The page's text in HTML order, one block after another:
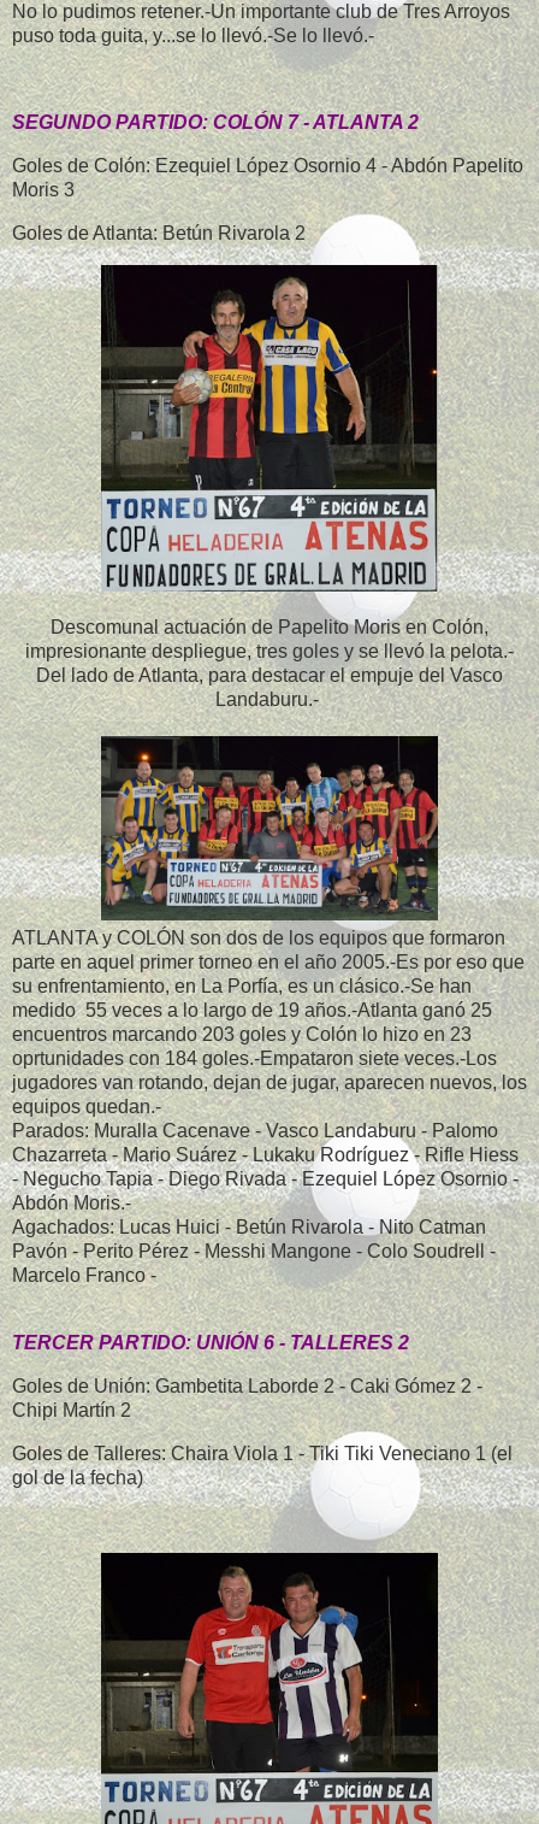
No lo pudimos retener.-Un importante club de Tres Arroyos
puso toda guita, y...se lo llevó.-Se lo llevó.-
SEGUNDO PARTIDO: COLÓN 7 - ATLANTA 2
Goles de Colón: Ezequiel López Osornio 4 - Abdón Papelito
Moris 3
Goles de Atlanta: Betún Rivarola 2
Descomunal actuación de Papelito Moris en Colón,
impresionante despliegue, tres goles y se llevó la pelota.-
Del lado de Atlanta, para destacar el empuje del Vasco
Landaburu.-
ATLANTA y COLÓN son dos de los equipos que formaron
parte en aquel primer torneo en el año 2005.-Es por eso que
su enfrentamiento, en La Porfía, es un clásico.-Se han
medido 55 veces a lo largo de 19 años.-Atlanta ganó 25
encuentros marcando 203 goles y Colón lo hizo en 23
oprtunidades con 184 goles.-Empataron siete veces.-Los
jugadores van rotando, dejan de jugar, aparecen nuevos, los
equipos quedan.-
Parados: Muralla Cacenave - Vasco Landaburu - Palomo
Chazarreta - Mario Suárez - Lukaku Rodríguez - Rifle Hiess
- Negucho Tapia - Diego Rivada - Ezequiel López Osornio -
Abdón Moris.-
Agachados: Lucas Huici - Betún Rivarola - Nito Catman
Pavón - Perito Pérez - Messhi Mangone - Colo Soudrell -
Marcelo Franco -
TERCER PARTIDO: UNIÓN 6 - TALLERES 2
Goles de Unión: Gambetita Laborde 2 - Caki Gómez 2 -
Chipi Martín 2
Goles de Talleres: Chaira Viola 1 - Tiki Tiki Veneciano 1 (el
gol de la fecha)